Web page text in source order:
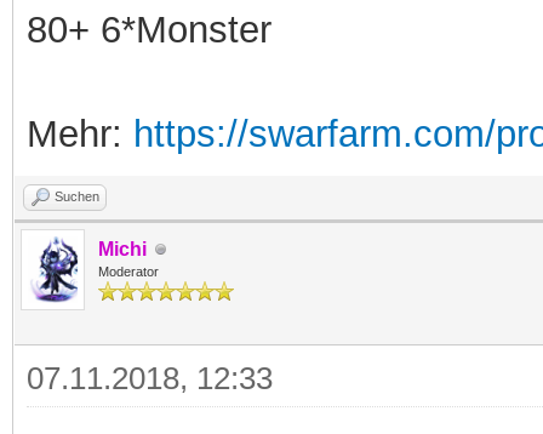
80+ 6*Monster
Mehr: https://swarfarm.com/
Suchen
Michi
Moderator
07.11.2018, 12:33